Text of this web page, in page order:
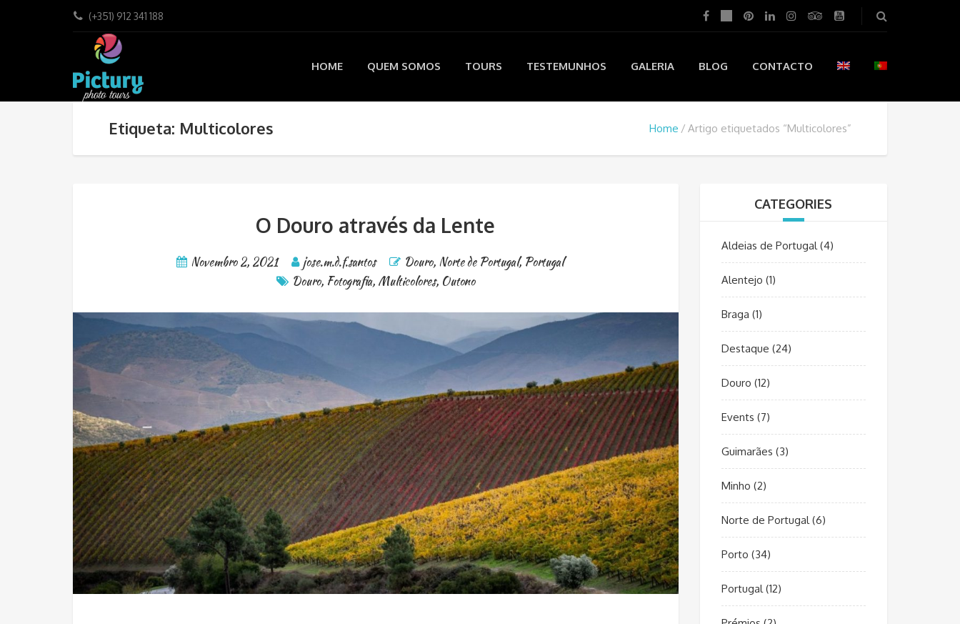
(+351) 912 341 188
HOME QUEM SOMOS TOURS TESTEMUNHOS GALERIA BLOG CONTACTO
Etiqueta: Multicolores Home Artigo etiquetados “Multicolores”
O Douro através da Lente
Novembro 2, 2021 jose.m.d.f.santos Douro, Norte de Portugal, Portugal
Douro, Fotografia, Multicolores, Outono
CATEGORIES
Aldeias de Portugal(4)
Alentejo (1)
Braga (1)
Destaque (24)
Douro (12)
Events (7)
Guimarães (3)
Minho (2)
Norte de Portugal(6)
Porto (34)
Portugal(12)